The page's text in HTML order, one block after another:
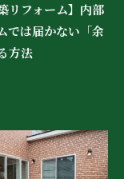
リフォーム】内部
では届かない「余
方法